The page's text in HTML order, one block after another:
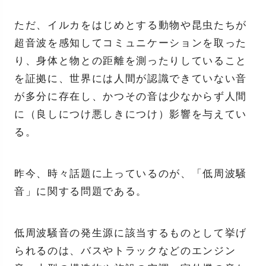
ただ、イルカをはじめとする動物や昆虫たちが
超音波を感知してコミュニケーションを取った
り、身体と物との距離を測ったりしていること
を証拠に、世界には人間が認識できていない音
が多分に存在し、かつその音は少なからず人間
に（良しにつけ悪しきにつけ）影響を与えてい
る。
昨今、時々話題に上っているのが、「低周波騒
音」に関する問題である。
低周波騒音の発生源に該当するものとして挙げ
られるのは、バスやトラックなどのエンジン